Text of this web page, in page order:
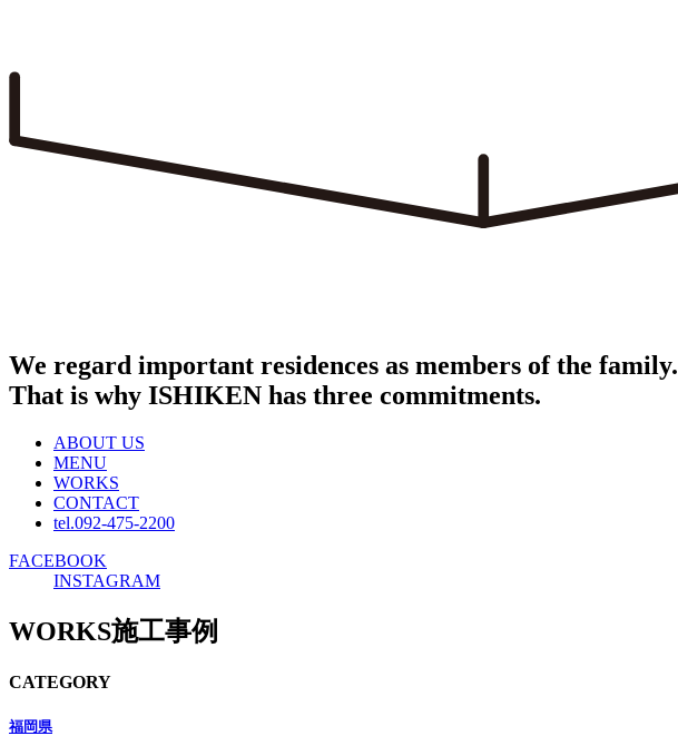
We regard important residences as members of the family.
That is why ISHIKEN has three commitments.
ABOUT US
MENU
WORKS
CONTACT
tel.092-475-2200
FACEBOOK
INSTAGRAM
WORKS施工事例
CATEGORY
福岡県